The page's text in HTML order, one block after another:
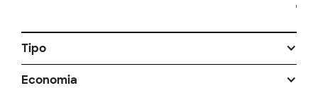
Tipo
Economia